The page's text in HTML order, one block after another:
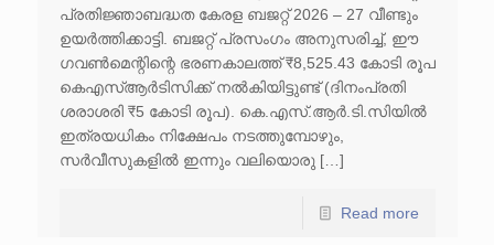
പ്രതിജ്ഞാബദ്ധത കേരള ബജറ്റ് 2026 – 27 വീണ്ടും
ഉയർത്തിക്കാട്ടി. ബജറ്റ് പ്രസംഗം അനുസരിച്ച്, ഈ
ഗവൺമെന്റിന്റെ ഭരണകാലത്ത് ₹8,525.43 കോടി രൂപ
കെഎസ്ആർടിസിക്ക് നൽകിയിട്ടുണ്ട് (ദിനംപ്രതി
ശരാശരി ₹5 കോടി രൂപ). കെ.എസ്.ആർ.ടി.സിയിൽ
ഇത്രയധികം നിക്ഷേപം നടത്തുമ്പോഴും,
സർവീസുകളിൽ ഇന്നും വലിയൊരു […]
Read more